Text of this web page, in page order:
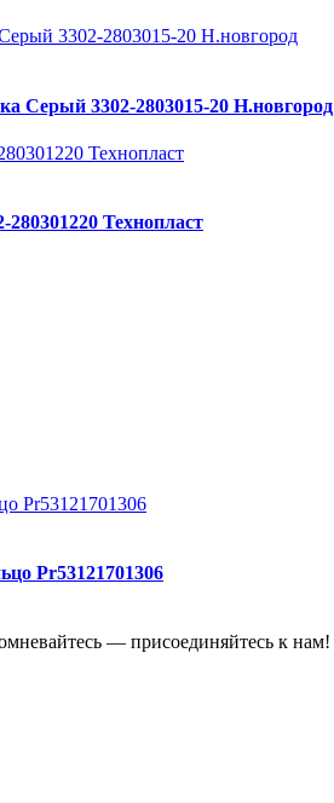
Серый 3302-2803015-20 Н.новгород
Технопласт
Pr53121701306
— присоединяйтесь к нам!